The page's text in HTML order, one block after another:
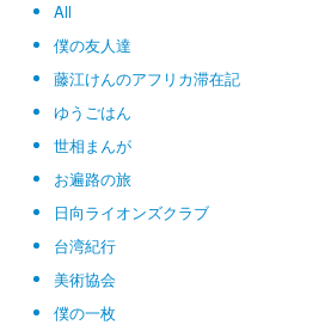
All
僕の友人達
藤江けんのアフリカ滞在記
ゆうごはん
世相まんが
お遍路の旅
日向ライオンズクラブ
台湾紀行
美術協会
僕の一枚